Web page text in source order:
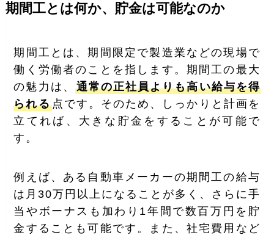
期間工とは何か、貯金は可能なのか
期間工とは、期間限定で製造業などの現場で
働く労働者のことを指します。期間工の最大
の魅力は、 通常の正社員よりも高い給与を得
られる点です。そのため、しっかりと計画を
立てれば、大きな貯金をすることが可能で
す。
例えば、ある自動車メーカーの期間工の給与
は月30万円以上になることが多く、さらに手
当やボーナスも加わり1年間で数百万円を貯
金することも可能です。また、社宅費用など